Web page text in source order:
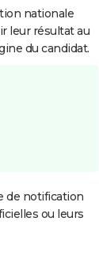
nationale
leur résultat au
du candidat.
de notification
ou leurs